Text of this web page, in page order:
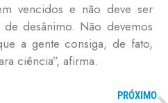
vencidos e não deve ser
desânimo. Não devemos
a gente consiga, de fato,
ciência”, afirma.
PRÓXIMO